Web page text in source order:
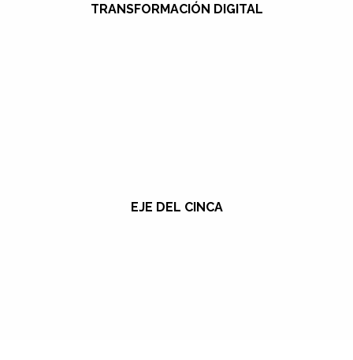
TRANSFORMACIÓN DIGITAL
EJE DEL CINCA